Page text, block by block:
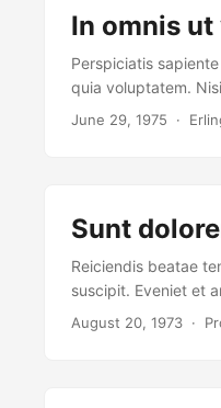
In omnis
Perspiciatis
quia voluptatem.
culpa necessitatibus
June 29, 1975 ·
Sunt
Reiciendis beatae
suscipit. Eveniet et
August 20, 1973 ·